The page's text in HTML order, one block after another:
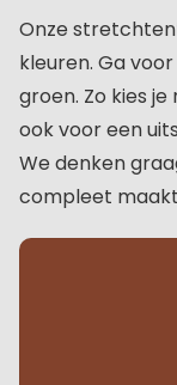
Onze
kleuren. Ga
groen. Zo kies
ook voor een
We denken
compleet